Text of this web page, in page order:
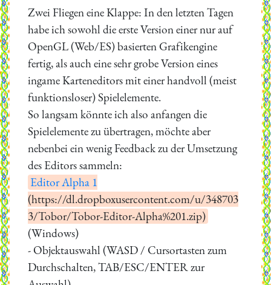
Zwei Fliegen eine Klappe: In den letzten Tagen
habe ich sowohl die erste Version einer nur auf
OpenGL (Web/ES) basierten Grafikengine
fertig, als auch eine sehr grobe Version eines
ingame Karteneditors mit einer handvoll (meist
funktionsloser) Spielelemente.
So langsam könnte ich also anfangen die
Spielelemente zu übertragen, möchte aber
nebenbei ein wenig Feedback zu der Umsetzung
des Editors sammeln:
Editor Alpha 1
(https://dl.dropboxusercontent.com/u/348703
3/Tobor/Tobor-Editor-Alpha%201.zip)
(Windows)
- Objektauswahl (WASD / Cursortasten zum
Durchschalten, TAB/ESC/ENTER zur